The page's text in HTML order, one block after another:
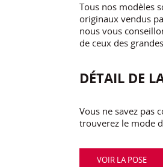
Tous nos modèles
originaux vendus
nous vous
de ceux des
DÉTAIL DE
Vous ne savez pas
trouverez le mode
VOIR LA POSE